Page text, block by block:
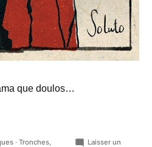
que doulos…
· Tronches,
Laisser un